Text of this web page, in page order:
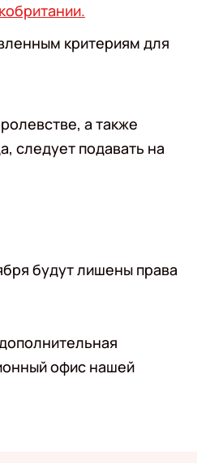
критериям для
а также
следует подавать на
будут лишены права
офис нашей